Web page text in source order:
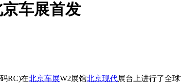
车展首发
RC)在北京车展W2展馆北京现代展台上进行了全球